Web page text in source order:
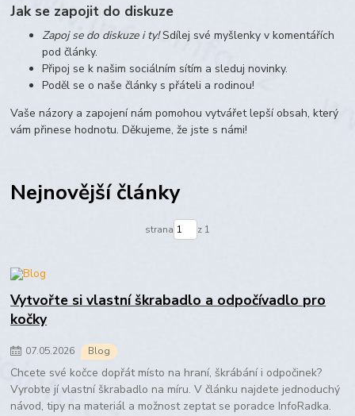
Jak se zapojit do diskuze
Zapoj se do diskuze i ty!Sdílej své myšlenky v komentářích
pod články.
Připoj se k našim sociálním sítím a sleduj novinky.
Poděl se o naše články s přáteli a rodinou!
Vaše názory a zapojení nám pomohou vytvářet lepší obsah, který
vám přinese hodnotu. Děkujeme, že jste s námi!
Nejnovější články
strana z 1
Vytvořte si vlastní škrabadlo a odpočívadlo pro
kočky
07.05.2026 Blog
Chcete své kočce dopřát místo na hraní, škrábání i odpočinek?
Vyrobte jí vlastní škrabadlo na míru. V článku najdete jednoduchý
návod, tipy na materiál a možnost zeptat se poradce InfoRadka.